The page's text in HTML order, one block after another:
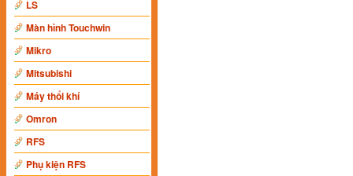
LS
Màn hình Touchwin
Mikro
Mitsubishi
Máy thổi khí
Omron
RFS
Phụ kiện RFS